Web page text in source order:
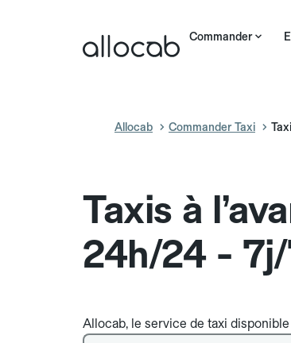
Commander
Allocab Commander Taxi
Taxis à
24h/24 -
Allocab, le service de taxi